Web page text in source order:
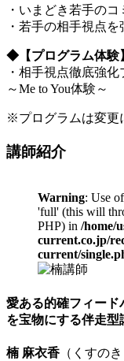
・いまどき若手の
・若手の相手視点
◆【プログラム体験
・相手視点徹底強化
～Me to You体験～
※プログラムは変更
講師紹介
Warning: Use
'full' (this will
PHP) in /home/
current.co.jp/
current/
愛ある的確フィード
を宝物にする伴走型
楠 麻衣香 （くすの